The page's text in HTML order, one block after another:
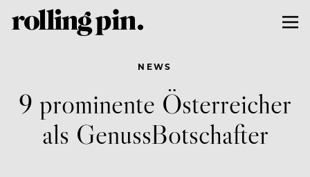
NEWS
9 prominente Österreicher
als GenussBotschafter